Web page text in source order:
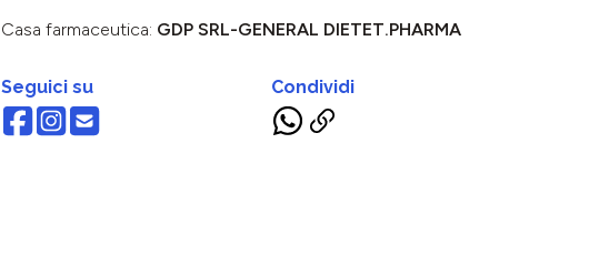
Casa farmaceutica: GDP SRL-GENERAL DIETET.PHARMA
Seguici su Condividi